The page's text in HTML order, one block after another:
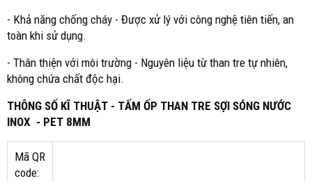
- Khả năng chống cháy - Được xử lý với công nghệ tiên tiến, an
toàn khi sử dụng.
- Thân thiện với môi trường - Nguyên liệu từ than tre tự nhiên,
không chứa chất độc hại.
THÔNG SỐ KĨ THUẬT - TẤM ỐP THAN TRE SỢI SÓNG NƯỚC
INOX - PET 8MM
Mã QR
code: